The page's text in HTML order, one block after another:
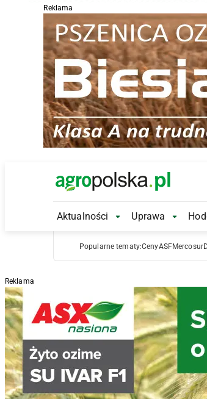
Reklama
Main Logo
Aktualności Aktualności
Uprawa
Popularne tematy:CenyASFMercosur
Reklama